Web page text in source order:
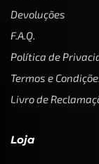
Devoluções
F.A.Q.
Política de
Termos e
Livro de
Loja